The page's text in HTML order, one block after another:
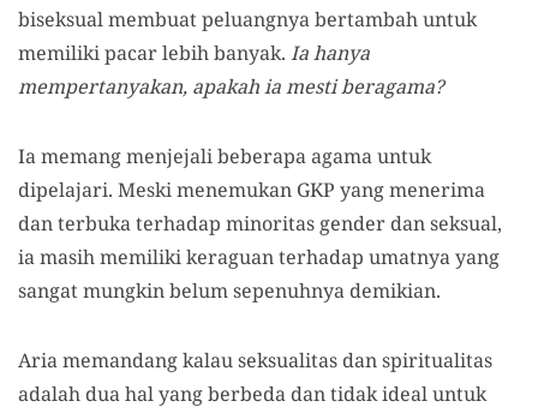
biseksual membuat peluangnya bertambah untuk
memiliki pacar lebih banyak. Ia hanya
mempertanyakan, apakah ia mesti beragama?
Ia memang menjejali beberapa agama untuk
dipelajari. Meski menemukan GKP yang menerima
dan terbuka terhadap minoritas gender dan seksual,
ia masih memiliki keraguan terhadap umatnya yang
sangat mungkin belum sepenuhnya demikian.
Aria memandang kalau seksualitas dan spiritualitas
adalah dua hal yang berbeda dan tidak ideal untuk